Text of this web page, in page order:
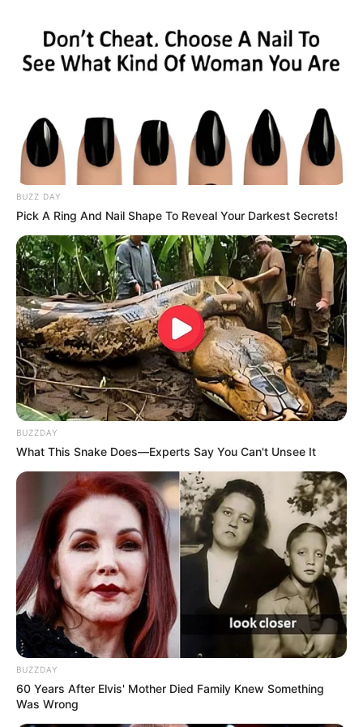
Israelense aos 19 anos: a mulher mais bonita ...
Cera de ouvido: exame identifica câncer...
Eleita as 10 mulheres mais bonitas do mundo.
Natalie Woodaos 4 anos. —Foto/Reprodução
Wood começou sua carreira aos 4 anos de idade no filme de
fantasia romântica "The Ghost and Mrs. Muir" (1947), com Gene
Tierney e Rex Harrison, e mais tarde naquele mesmo ano em
"Milagre na Rua 34 ", que se tornou um dos clássicos natalinos
mais duradouros.
Versão oficial contestada
As autoridades relataram que Wood, que tinha medo profundo
de água escura, teria caído ao mar enquanto tentava amarrar um
bote auxiliar. O caso, inicialmente tratado como acidente trágico,
foi reaberto em 2011 devido a novas declarações do capitão
Davern
, que contestou a versão original e sugeriu que uma
discussão acalorada entre Wagner e Walken, possivelmente sobre
a carreira de Wood, teria precedido o desaparecimento.
BUZZ DAY
Pick A Ring And Nail Shape To Reveal Your Darkest Secrets!
BUZZDAY
What This Snake Does—Experts Say You Can't Unsee It
BUZZDAY
60 Years After Elvis' Mother Died Family Knew Something
Was Wrong